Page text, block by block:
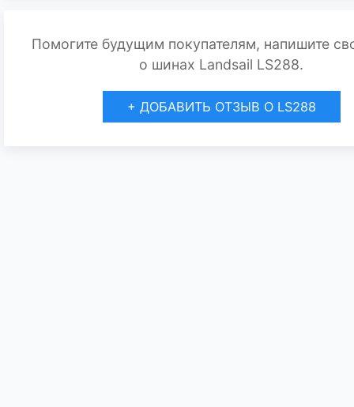
Помогите будущим покупателям, напишите
о шинах Landsail LS288.
+ ДОБАВИТЬ ОТЗЫВ О LS288